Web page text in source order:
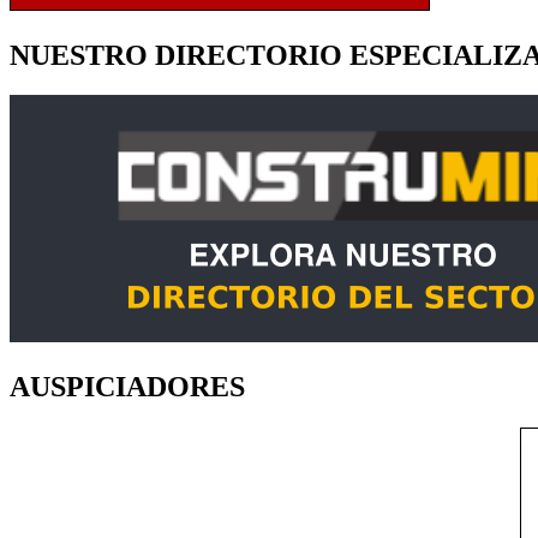
NUESTRO DIRECTORIO
AUSPICIADORES